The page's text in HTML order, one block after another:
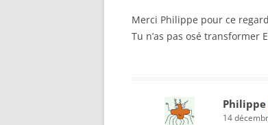
Merci Philippe pour ce
Tu n’as pas osé transformer
Philippe
14